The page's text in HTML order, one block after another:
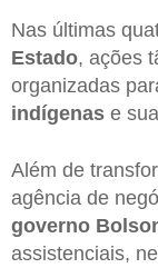
Nas últimas
Estado, ações
organizadas
indígenas e
Além de
agência de
governo
assistenciais,